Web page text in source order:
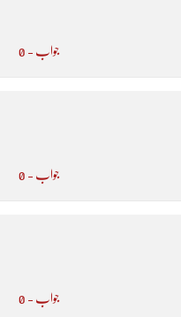
جواب - 0
جواب - 0
جواب - 0